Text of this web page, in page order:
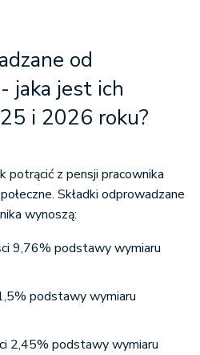
od
jaka jest ich
i 2026 roku?
potrącić z pensji pracownika
Składki odprowadzane
wynoszą:
9,76% podstawy wymiaru
podstawy wymiaru
2,45% podstawy wymiaru